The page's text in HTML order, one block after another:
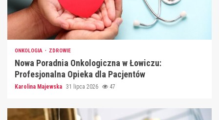
ONKOLOGIA ZDROWIE
Nowa Poradnia Onkologiczna w Łowiczu:
Profesjonalna Opieka dla Pacjentów
Karolina Majewska 31 lipca 2026 47